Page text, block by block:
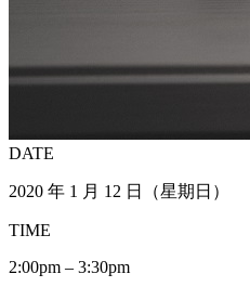
DATE
2020 年 1 月 12 日（星期日）
TIME
2:00pm – 3:30pm